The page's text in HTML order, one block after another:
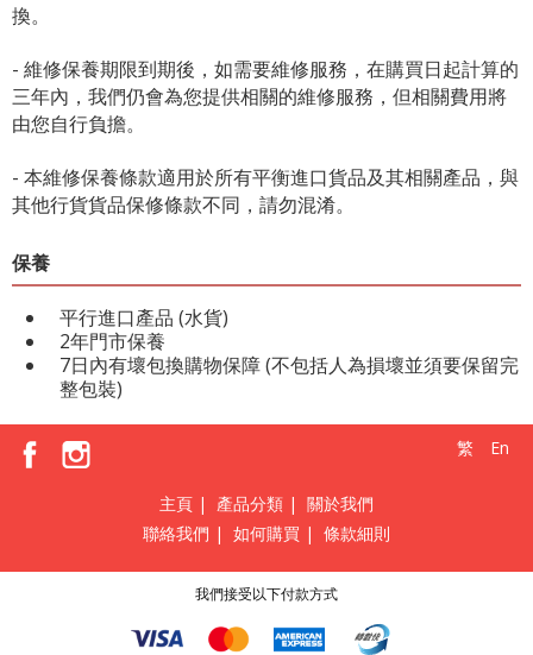
換。
- 維修保養期限到期後，如需要維修服務，在購買日起計算的
三年內，我們仍會為您提供相關的維修服務，但相關費用將
由您自行負擔。
- 本維修保養條款適用於所有平衡進口貨品及其相關產品，與
其他行貨貨品保修條款不同，請勿混淆。
保養
平行進口產品 (水貨)
2年門市保養
7日內有壞包換購物保障 (不包括人為損壞並須要保留完
整包裝)
繁 En
主頁 | 產品分類 | 關於我們
聯絡我們 | 如何購買 | 條款細則
我們接受以下付款方式